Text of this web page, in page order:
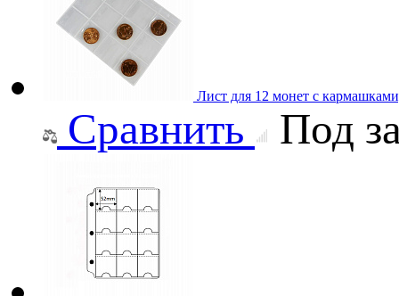
Лист для 12 монет с
Сравнить Под